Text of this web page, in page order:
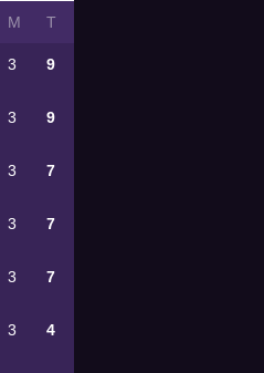
М Т
3 9
3 9
3 7
3 7
3 7
3 4